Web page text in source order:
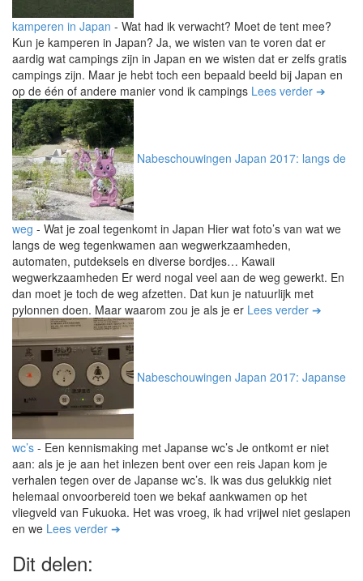
kamperen in Japan - Wat had ik verwacht? Moet de tent mee?
Kun je kamperen in Japan? Ja, we wisten van te voren dat er
aardig wat campings zijn in Japan en we wisten dat er zelfs gratis
campings zijn. Maar je hebt toch een bepaald beeld bij Japan en
op de één of andere manier vond ik campings Lees verder ➔
Nabeschouwingen Japan 2017: langs de
weg - Wat je zoal tegenkomt in Japan Hier wat foto’s van wat we
langs de weg tegenkwamen aan wegwerkzaamheden,
automaten, putdeksels en diverse bordjes… Kawaii
wegwerkzaamheden Er werd nogal veel aan de weg gewerkt. En
dan moet je toch de weg afzetten. Dat kun je natuurlijk met
pylonnen doen. Maar waarom zou je als je er Lees verder ➔
Nabeschouwingen Japan 2017: Japanse
wc’s - Een kennismaking met Japanse wc’s Je ontkomt er niet
aan: als je je aan het inlezen bent over een reis Japan kom je
verhalen tegen over de Japanse wc’s. Ik was dus gelukkig niet
helemaal onvoorbereid toen we bekaf aankwamen op het
vliegveld van Fukuoka. Het was vroeg, ik had vrijwel niet geslapen
en we Lees verder ➔
Dit delen: